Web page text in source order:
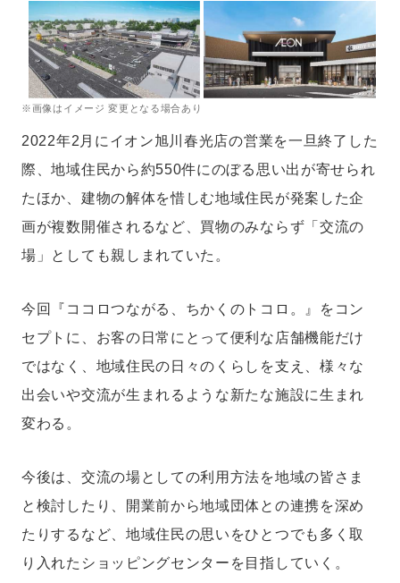
※画像はイメージ 変更となる場合あり
2022年2月にイオン旭川春光店の営業を一旦終了した
際、地域住民から約550件にのぼる思い出が寄せられ
たほか、建物の解体を惜しむ地域住民が発案した企
画が複数開催されるなど、買物のみならず「交流の
場」としても親しまれていた。
今回『ココロつながる、ちかくのトコロ。』をコン
セプトに、お客の日常にとって便利な店舗機能だけ
ではなく、地域住民の日々のくらしを支え、様々な
出会いや交流が生まれるような新たな施設に生まれ
変わる。
今後は、交流の場としての利用方法を地域の皆さま
と検討したり、開業前から地域団体との連携を深め
たりするなど、地域住民の思いをひとつでも多く取
り入れたショッピングセンターを目指していく。